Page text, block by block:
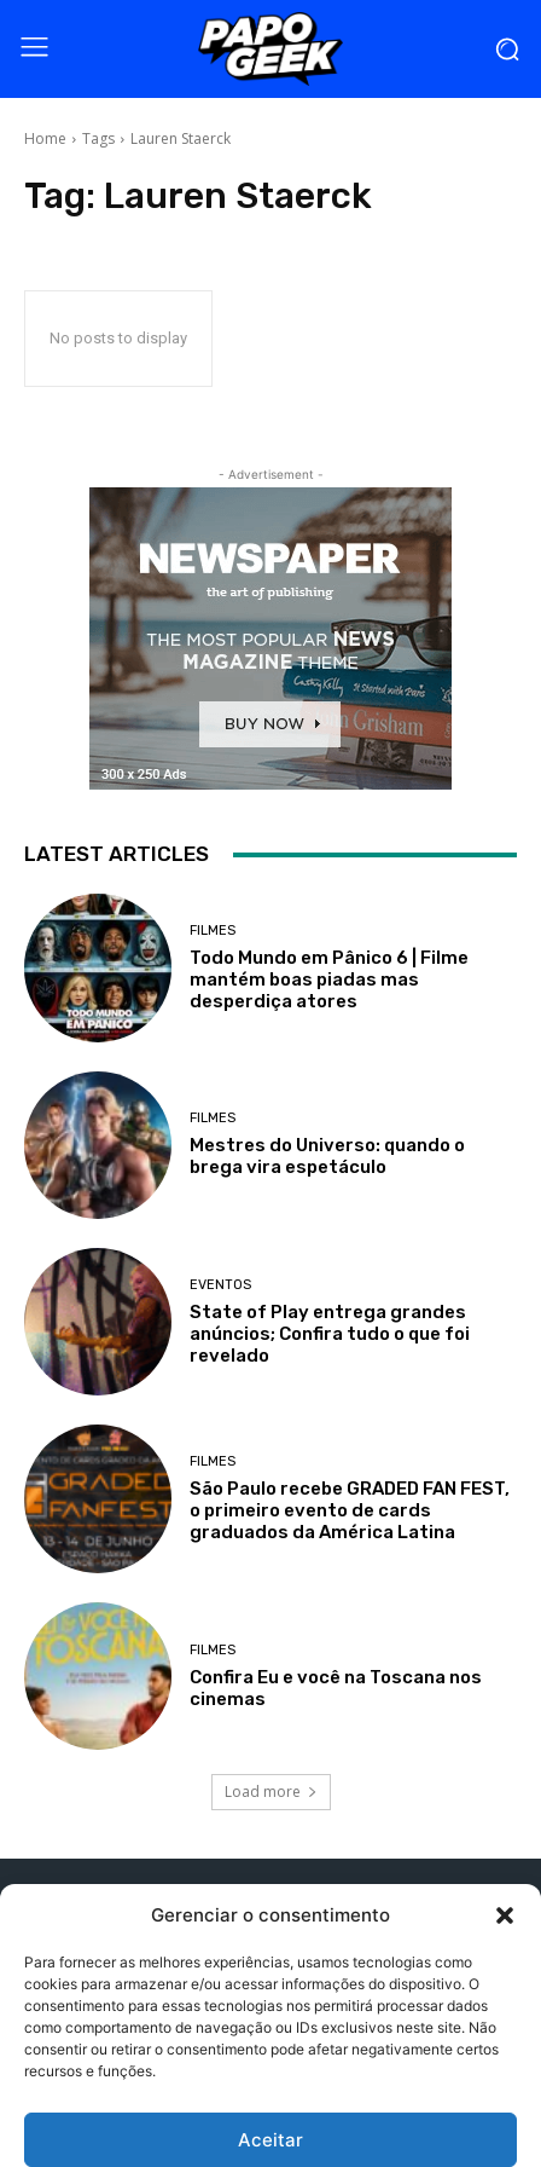
Gerenciar o consentimento
Para fornecer as melhores experiências, usamos tecnologias como
cookies para armazenar e/ou acessar informações do dispositivo. O
consentimento para essas tecnologias nos permitirá processar dados
como comportamento de navegação ou IDs exclusivos neste site. Não
consentir ou retirar o consentimento pode afetar negativamente certos
recursos e funções.
Aceitar
Home Tags Lauren Staerck
Tag: Lauren Staerck
No posts to display
- Advertisement -
LATEST ARTICLES
FILMES
Todo Mundo em Pânico 6 | Filme
mantém boas piadas mas
desperdiça atores
FILMES
Mestres do Universo: quando o
brega vira espetáculo
EVENTOS
State of Play entrega grandes
anúncios; Confira tudo o que foi
revelado
FILMES
São Paulo recebe GRADED FAN FEST,
o primeiro evento de cards
graduados da América Latina
FILMES
Confira Eu e você na Toscana nos
cinemas
Load more
Contato:contatopapogeek@gmail.com
Política de Privacidade